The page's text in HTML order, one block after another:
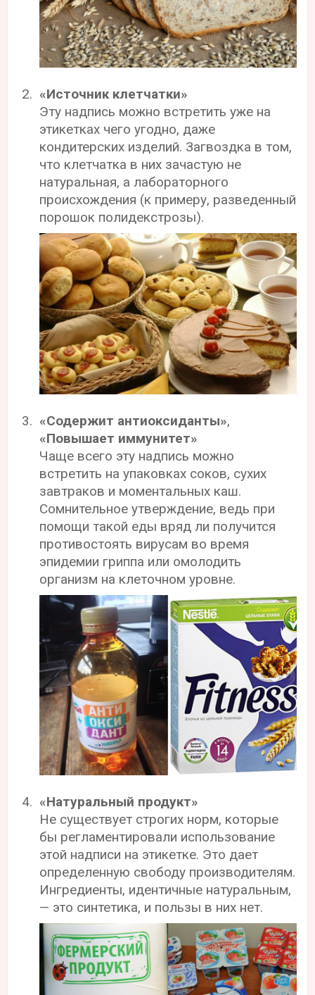
«Источник клетчатки»
Эту надпись можно встретить уже на
этикетках чего угодно, даже
кондитерских изделий. Загвоздка в том,
что клетчатка в них зачастую не
натуральная, а лабораторного
происхождения (к примеру, разведенный
порошок полидекстрозы).
«Содержит антиоксиданты»,
«Повышает иммунитет»
Чаще всего эту надпись можно
встретить на упаковках соков, сухих
завтраков и моментальных каш.
Сомнительное утверждение, ведь при
помощи такой еды вряд ли получится
противостоять вирусам во время
эпидемии гриппа или омолодить
организм на клеточном уровне.
«Натуральный продукт»
Не существует строгих норм, которые
бы регламентировали использование
этой надписи на этикетке. Это дает
определенную свободу производителям.
Ингредиенты, идентичные натуральным,
— это синтетика, и пользы в них нет.